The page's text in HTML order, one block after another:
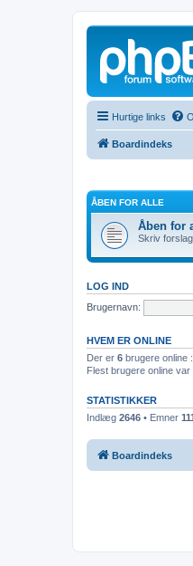
Hurtige links
Boardindeks
ÅBEN FOR ALLE
Åben for
Skriv
LOG IND
Brugernavn:
HVEM ER ONLINE
Der er 6 brugere online
Flest brugere online var
STATISTIKKER
Indlæg 2646 • Emner
Boardindeks